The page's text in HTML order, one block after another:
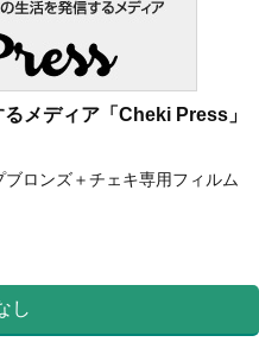
メディア「Cheki Press」
ロンズ＋チェキ専用フィルム